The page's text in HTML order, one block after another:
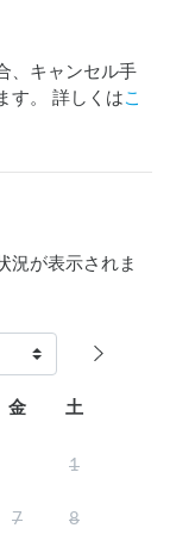
、キャンセル手
す。 詳しくは こ
況が表示されま
金 土
1
7 8